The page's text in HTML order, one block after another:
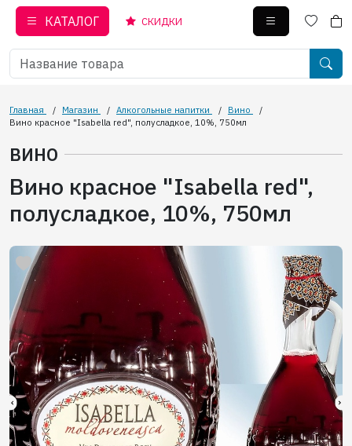
КАТАЛОГ СКИДКИ
Главная / Магазин / Алкогольные напитки / Вино
/
Вино красное "Isabella red", полусладкое, 10%, 750мл
ВИНО
Вино красное "Isabella red",
полусладкое, 10%, 750мл